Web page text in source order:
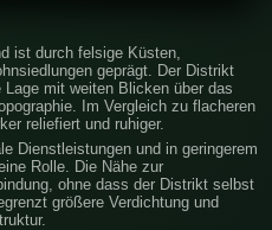
ist durch felsige Küsten,
geprägt. Der Distrikt
mit weiten Blicken über das
Im Vergleich zu flacheren
reliefiert und ruhiger.
Dienstleistungen und in geringerem
Rolle. Die Nähe zur
ohne dass der Distrikt selbst
größere Verdichtung und